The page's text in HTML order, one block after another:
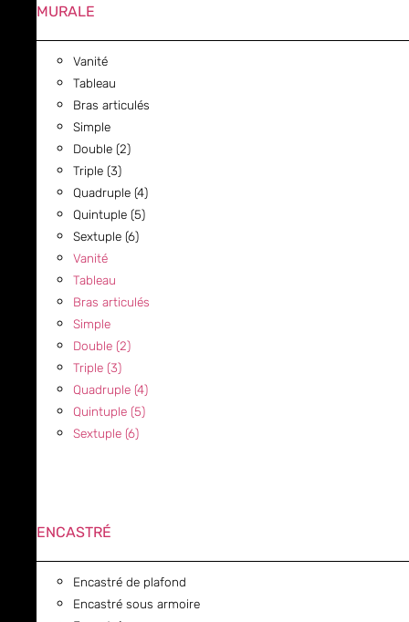
MURALE
Vanité
Tableau
Bras articulés
Simple
Double (2)
Triple (3)
Quadruple (4)
Quintuple (5)
Sextuple (6)
Vanité
Tableau
Bras articulés
Simple
Double (2)
Triple (3)
Quadruple (4)
Quintuple (5)
Sextuple (6)
ENCASTRÉ
Encastré de plafond
Encastré sous armoire